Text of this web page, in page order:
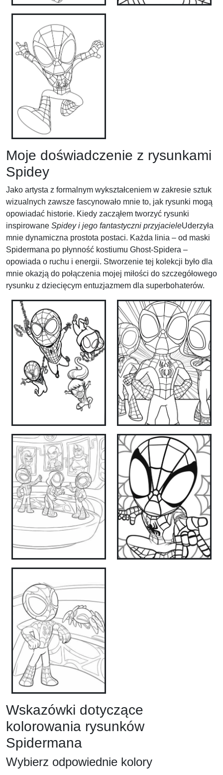
Moje doświadczenie z rysunkami
Spidey
Jako artysta z formalnym wykształceniem w zakresie sztuk
wizualnych zawsze fascynowało mnie to, jak rysunki mogą
opowiadać historie. Kiedy zacząłem tworzyć rysunki
inspirowane Spidey i jego fantastyczni przyjacieleUderzyła
mnie dynamiczna prostota postaci. Każda linia – od maski
Spidermana po płynność kostiumu Ghost-Spidera –
opowiada o ruchu i energii. Stworzenie tej kolekcji było dla
mnie okazją do połączenia mojej miłości do szczegółowego
rysunku z dziecięcym entuzjazmem dla superbohaterów.
Wskazówki dotyczące
kolorowania rysunków
Spidermana
Wybierz odpowiednie kolory